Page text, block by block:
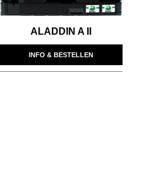
ALADDIN A II
INFO & BESTELLEN